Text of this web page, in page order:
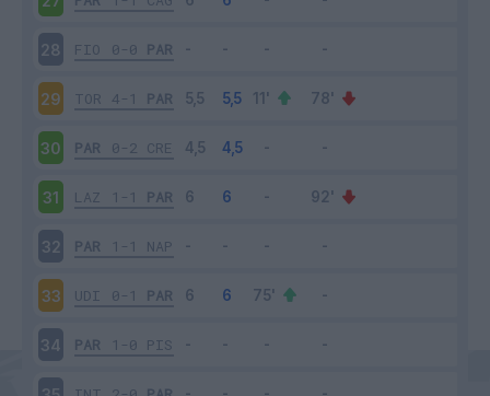
28 FIO 0-0 PAR
29 TOR 4-1 PAR
30 PAR 0-2 CRE
31 LAZ 1-1 PAR
32 PAR 1-1 NAP
33 UDI 0-1 PAR
34 PAR 1-0 PIS